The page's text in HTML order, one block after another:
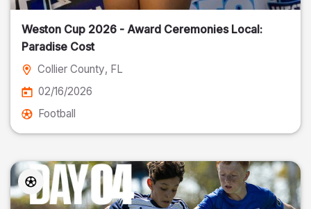
Weston Cup 2026 - Award Ceremonies Local:
Paradise Cost
Collier County, FL
02/16/2026
Football